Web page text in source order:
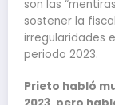
son las
sostener la
irregularidades
periodo 2023.
Prieto habló